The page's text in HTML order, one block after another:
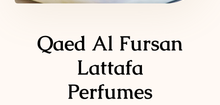
Qaed Al Fursan
Lattafa
Perfumes